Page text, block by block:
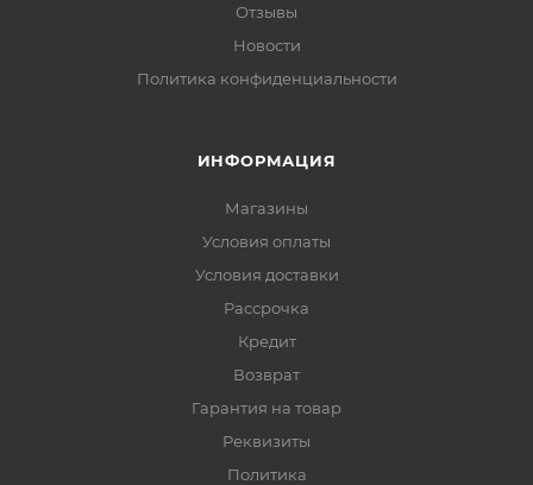
Отзывы
Новости
Политика конфиденциальности
ИНФОРМАЦИЯ
Магазины
Условия оплаты
Условия доставки
Рассрочка
Кредит
Возврат
Гарантия на товар
Реквизиты
Политика